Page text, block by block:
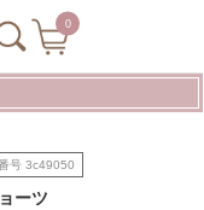
0
号 3c49050
ーツ